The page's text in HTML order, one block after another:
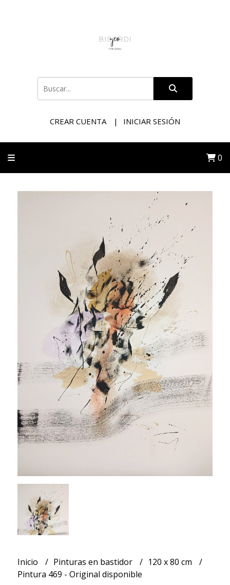
CREAR CUENTA INICIAR SESIÓN
0
Inicio Pinturas en bastidor
120 x 80 cm
Pintura 469 - Original disponible